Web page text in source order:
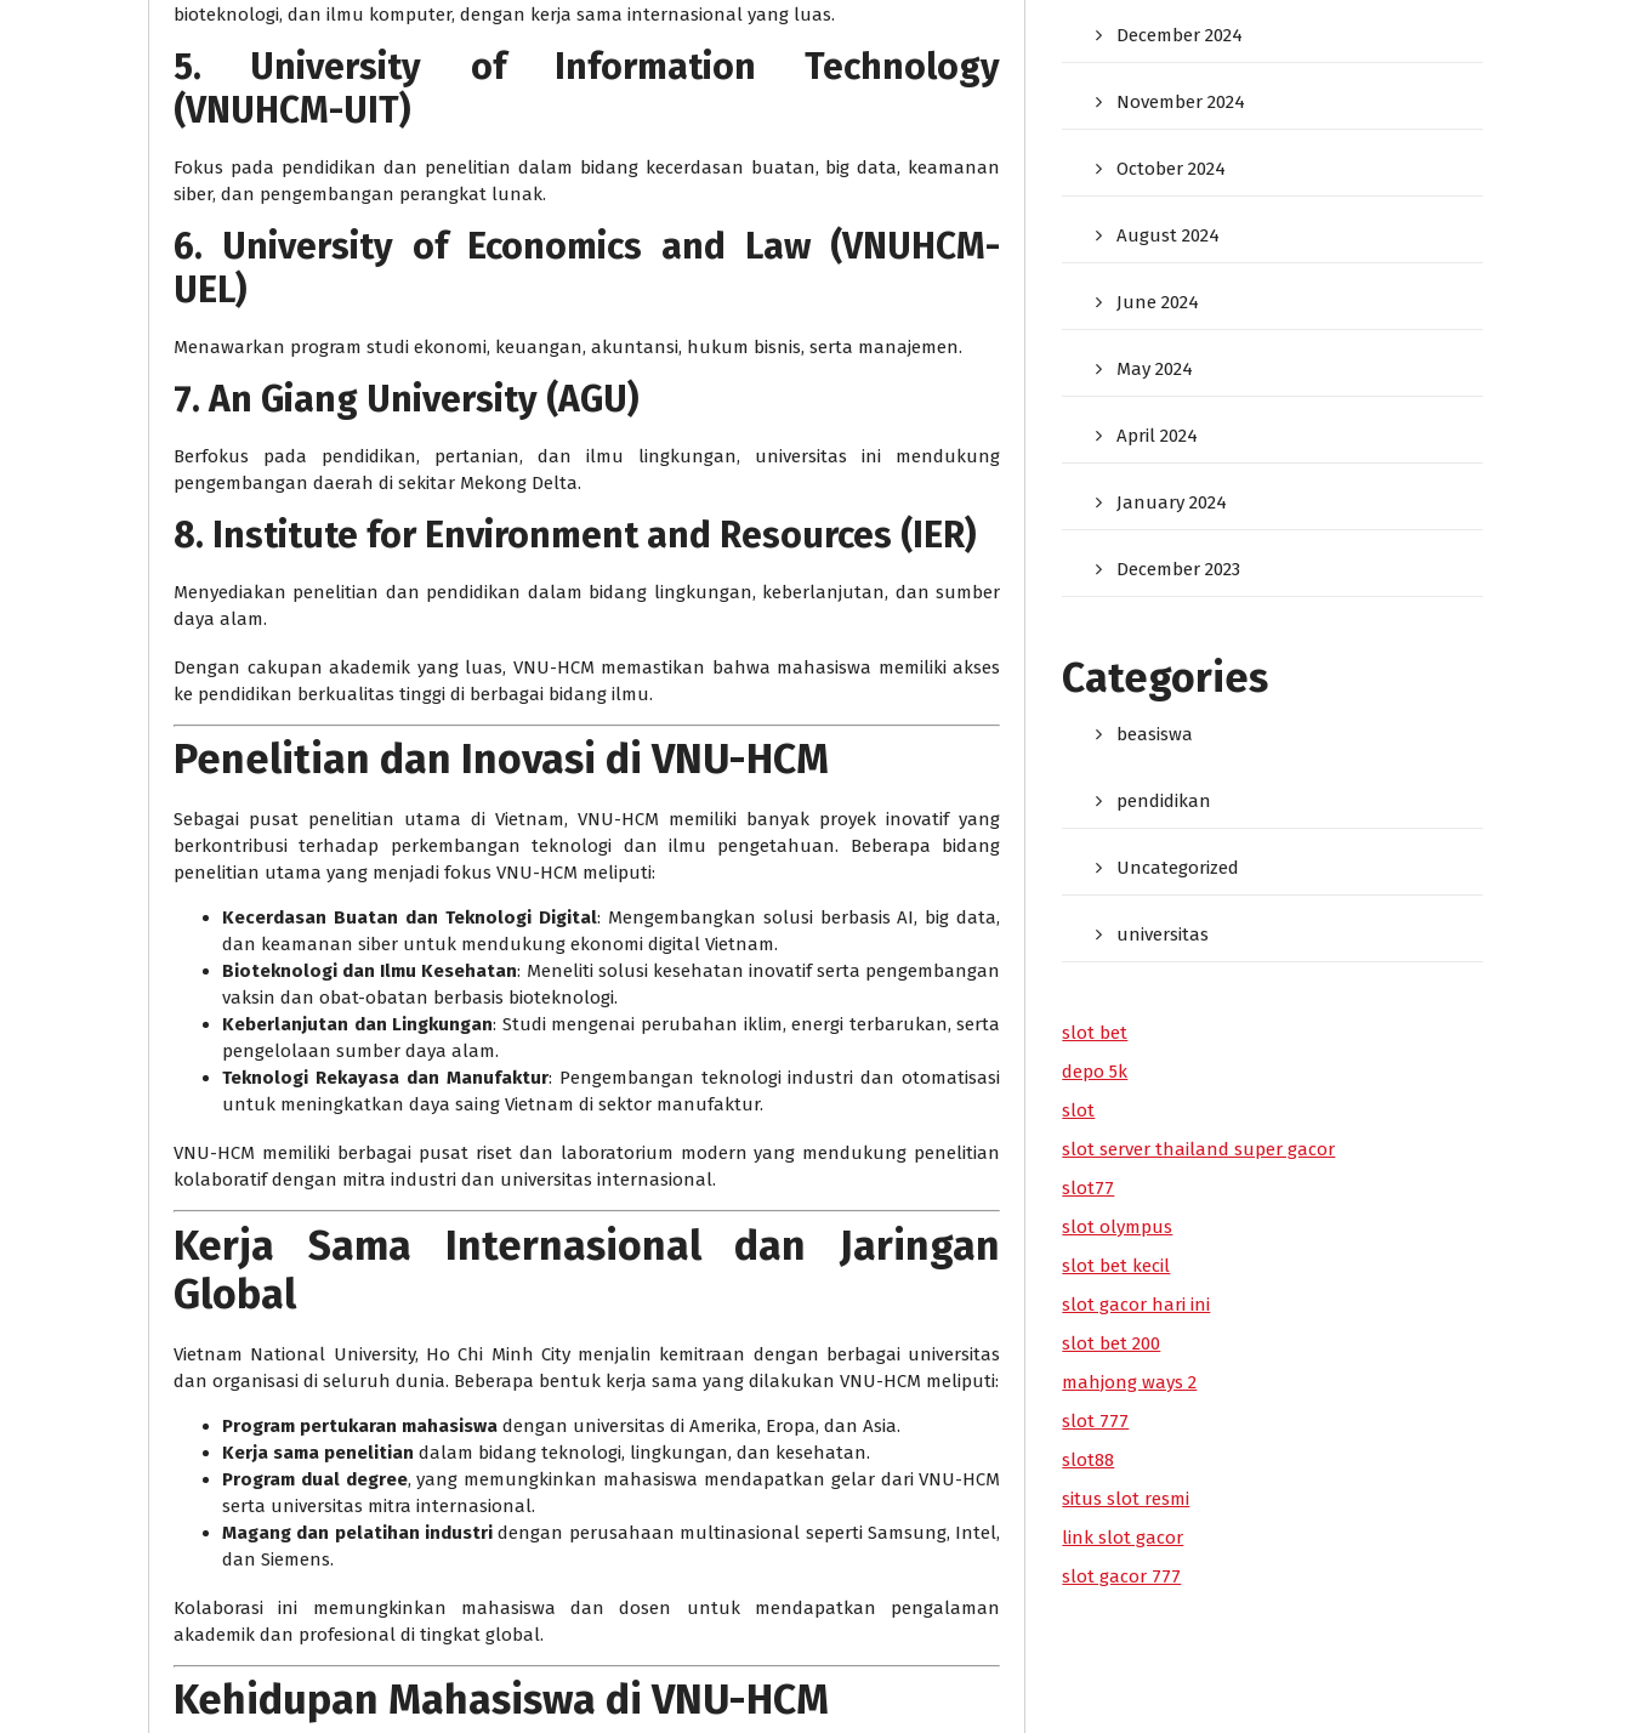
bioteknologi, dan ilmu komputer, dengan kerja sama internasional yang luas.
5. University of Information Technology
(VNUHCM-UIT)
Fokus pada pendidikan dan penelitian dalam bidang kecerdasan buatan, big data, keamanan
siber, dan pengembangan perangkat lunak.
6. University of Economics and Law (VNUHCM-
UEL)
Menawarkan program studi ekonomi, keuangan, akuntansi, hukum bisnis, serta manajemen.
7. An Giang University (AGU)
Berfokus pada pendidikan, pertanian, dan ilmu lingkungan, universitas ini mendukung
pengembangan daerah di sekitar Mekong Delta.
8. Institute for Environment and Resources (IER)
Menyediakan penelitian dan pendidikan dalam bidang lingkungan, keberlanjutan, dan sumber
daya alam.
Dengan cakupan akademik yang luas, VNU-HCM memastikan bahwa mahasiswa memiliki akses
ke pendidikan berkualitas tinggi di berbagai bidang ilmu.
Penelitian dan Inovasi di VNU-HCM
Sebagai pusat penelitian utama di Vietnam, VNU-HCM memiliki banyak proyek inovatif yang
berkontribusi terhadap perkembangan teknologi dan ilmu pengetahuan. Beberapa bidang
penelitian utama yang menjadi fokus VNU-HCM meliputi:
Kecerdasan Buatan dan Teknologi Digital: Mengembangkan solusi berbasis AI, big data,
dan keamanan siber untuk mendukung ekonomi digital Vietnam.
Bioteknologi dan Ilmu Kesehatan: Meneliti solusi kesehatan inovatif serta pengembangan
vaksin dan obat-obatan berbasis bioteknologi.
Keberlanjutan dan Lingkungan: Studi mengenai perubahan iklim, energi terbarukan, serta
pengelolaan sumber daya alam.
Teknologi Rekayasa dan Manufaktur: Pengembangan teknologi industri dan otomatisasi
untuk meningkatkan daya saing Vietnam di sektor manufaktur.
VNU-HCM memiliki berbagai pusat riset dan laboratorium modern yang mendukung penelitian
kolaboratif dengan mitra industri dan universitas internasional.
Kerja Sama Internasional dan Jaringan
Global
Vietnam National University, Ho Chi Minh City menjalin kemitraan dengan berbagai universitas
dan organisasi di seluruh dunia. Beberapa bentuk kerja sama yang dilakukan VNU-HCM meliputi:
Program pertukaran mahasiswa dengan universitas di Amerika, Eropa, dan Asia.
Kerja sama penelitian dalam bidang teknologi, lingkungan, dan kesehatan.
Program dual degree, yang memungkinkan mahasiswa mendapatkan gelar dari VNU-HCM
serta universitas mitra internasional.
Magang dan pelatihan industri dengan perusahaan multinasional seperti Samsung, Intel,
dan Siemens.
Kolaborasi ini memungkinkan mahasiswa dan dosen untuk mendapatkan pengalaman
akademik dan profesional di tingkat global.
Kehidupan Mahasiswa di VNU-HCM
December 2024
November 2024
October 2024
August 2024
June 2024
May 2024
April 2024
January 2024
December 2023
Categories
beasiswa
pendidikan
Uncategorized
universitas
slot bet
depo 5k
slot
slot server thailand super gacor
slot77
slot olympus
slot bet kecil
slot gacor hari ini
slot bet 200
mahjong ways 2
slot 777
slot88
situs slot resmi
link slot gacor
slot gacor 777